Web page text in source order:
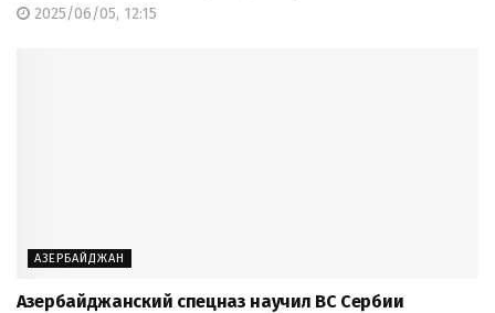
2025/06/05, 12:15
АЗЕРБАЙДЖАН
Азербайджанский спецназ научил ВС Сербии